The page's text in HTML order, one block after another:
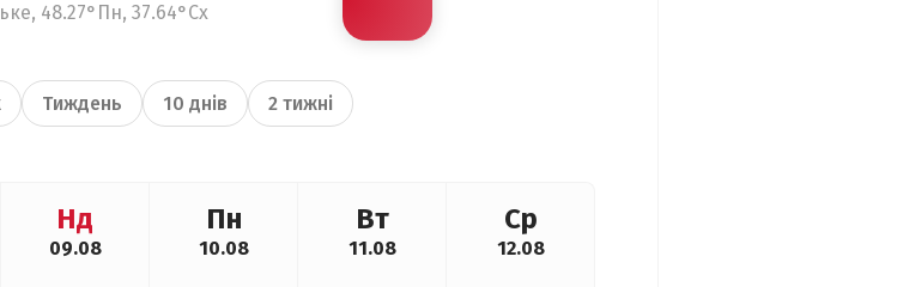
48.27°Пн, 37.64°Сх
Тиждень 10 днів 2 тижні
Нд
09.08
Пн
10.08
Вт
11.08
Ср
12.08